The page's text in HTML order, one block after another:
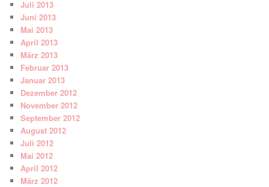
Juli 2013
Juni 2013
Mai 2013
April 2013
März 2013
Februar 2013
Januar 2013
Dezember 2012
November 2012
September 2012
August 2012
Juli 2012
Mai 2012
April 2012
März 2012